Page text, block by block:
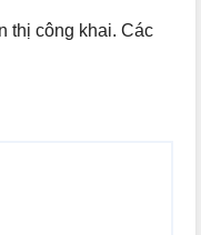
thị công khai. Các